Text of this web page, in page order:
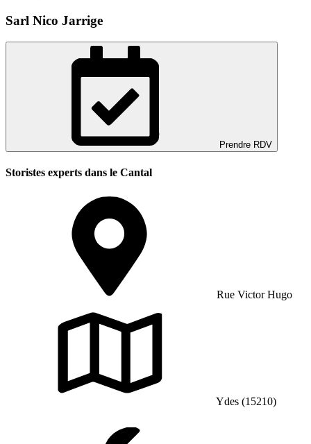
Sarl Nico Jarrige
Prendre RDV
Storistes experts dans le Cantal
Rue Victor Hugo
Ydes (15210)